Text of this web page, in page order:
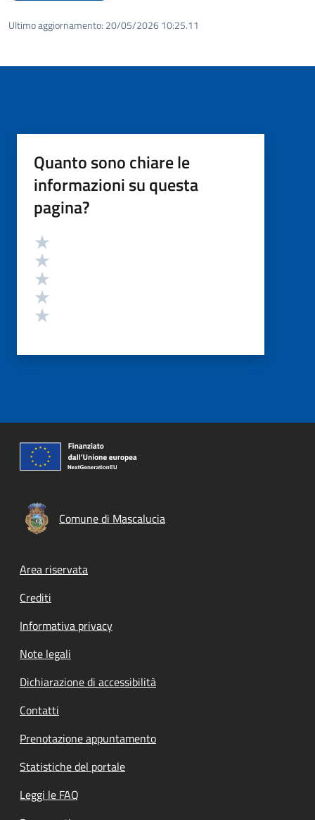
Ultimo aggiornamento: 20/05/2026 10:25.11
Quanto sono chiare le
informazioni su questa
pagina?
Valutazione
Comune di Mascalucia
Footer menu
Area riservata
Crediti
Informativa privacy
Note legali
Dichiarazione di accessibilità
Contatti
Prenotazione appuntamento
Statistiche del portale
Leggi le FAQ